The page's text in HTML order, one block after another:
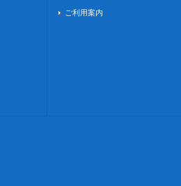
ご利用案内